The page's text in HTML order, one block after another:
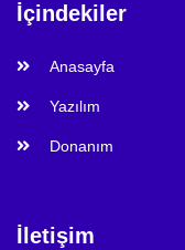
İçindekiler
Anasayfa
Yazılım
Donanım
İletişim